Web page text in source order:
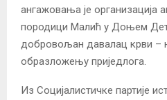
ангажовања је организација
породици Малић у Доњем
добровољан давалац крви –
образложењу приједлога.
Из Социјалистичке партије